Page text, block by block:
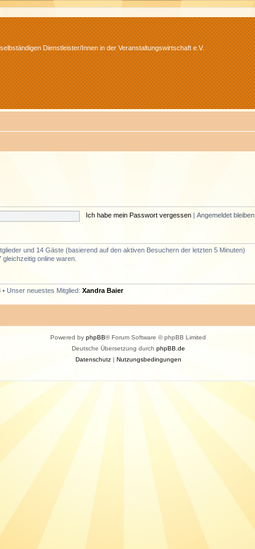
Dienstleister/Innen in der Veranstaltungswirtschaft e.V.
Ich habe mein Passwort vergessen Angemeldet bleiben
und 14 Gäste (basierend auf den aktiven Besuchern der letzten 5 Minuten)
online waren.
• Unser neuestes Mitglied: Xandra Baier
Powered by phpBB® Forum Software © phpBB Limited
Deutsche Übersetzung durch phpBB.de
Datenschutz| Nutzungsbedingungen